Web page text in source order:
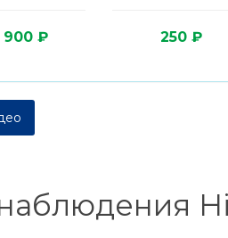
систем
900 ₽ 250 ₽